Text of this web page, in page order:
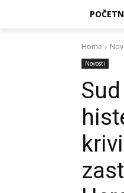
Home
Novosti